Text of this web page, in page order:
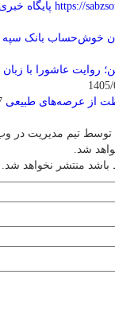
https:// پایگاه
خوش‌حساب بانک سپه
روایت عاشورا با
از عرصه‌های طبیعی
توسط تیم مدیریت در
شد.
باشد منتشر نخواهد شد.